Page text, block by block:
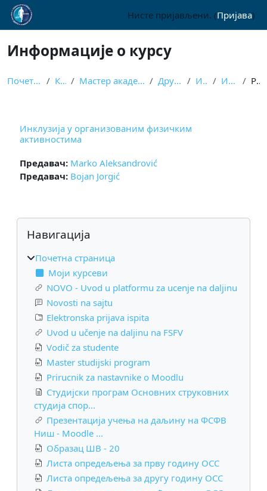
Иди на главни садржај
Нисте пријављени. (Пријава)
Информације о курсу
Почетна страница Курсеви Мастер академске студије - класичне Други семестар Изборни ИОФА МАС Резиме
Инклузија у организованим физичким
активностима
Предавач: Marko Aleksandrović
Предавач: Bojan Jorgić
Блокови
Прескочи Навигација
Навигација
Почетна страница
Моји курсеви
NOVO - Uvod u platformu za ucenje na daljinu
Novosti na sajtu
Elektronska prijava ispita
Uvod u učenje na daljinu na FSFV
Vodič za studente
Master studijski program
Prirucnik za nastavnike o Moodlu
Студијски програм Основних струковних
студија спор...
Презентација учења на даљину на ФСФВ
Ниш - Moodle ...
Образац ШВ - 20
Листа опредељења за прву годину ОСС
Листа опредељења за другу годину ОСС